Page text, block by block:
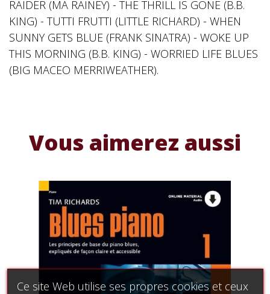
RAIDER (MA RAINEY) - THE THRILL IS GONE (B.B.
KING) - TUTTI FRUTTI (LITTLE RICHARD) - WHEN
SUNNY GETS BLUE (FRANK SINATRA) - WOKE UP
THIS MORNING (B.B. KING) - WORRIED LIFE BLUES
(BIG MACEO MERRIWEATHER).
Vous aimerez aussi
Ce site Web utilise ses propres cookies et ceux